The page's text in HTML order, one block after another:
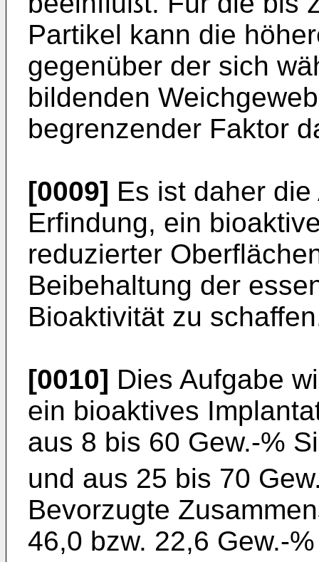
Partikel kann die
gegenüber der sich
bildenden
begrenzender Faktor
[0009] Es ist daher
Erfindung, ein
reduzierter
Beibehaltung der
Bioaktivität zu
[0010] Dies Aufgabe
ein bioaktives
aus 8 bis 60 Gew.-%
und aus 25 bis 70
Bevorzugte
46,0 bzw. 22,6 Gew.-